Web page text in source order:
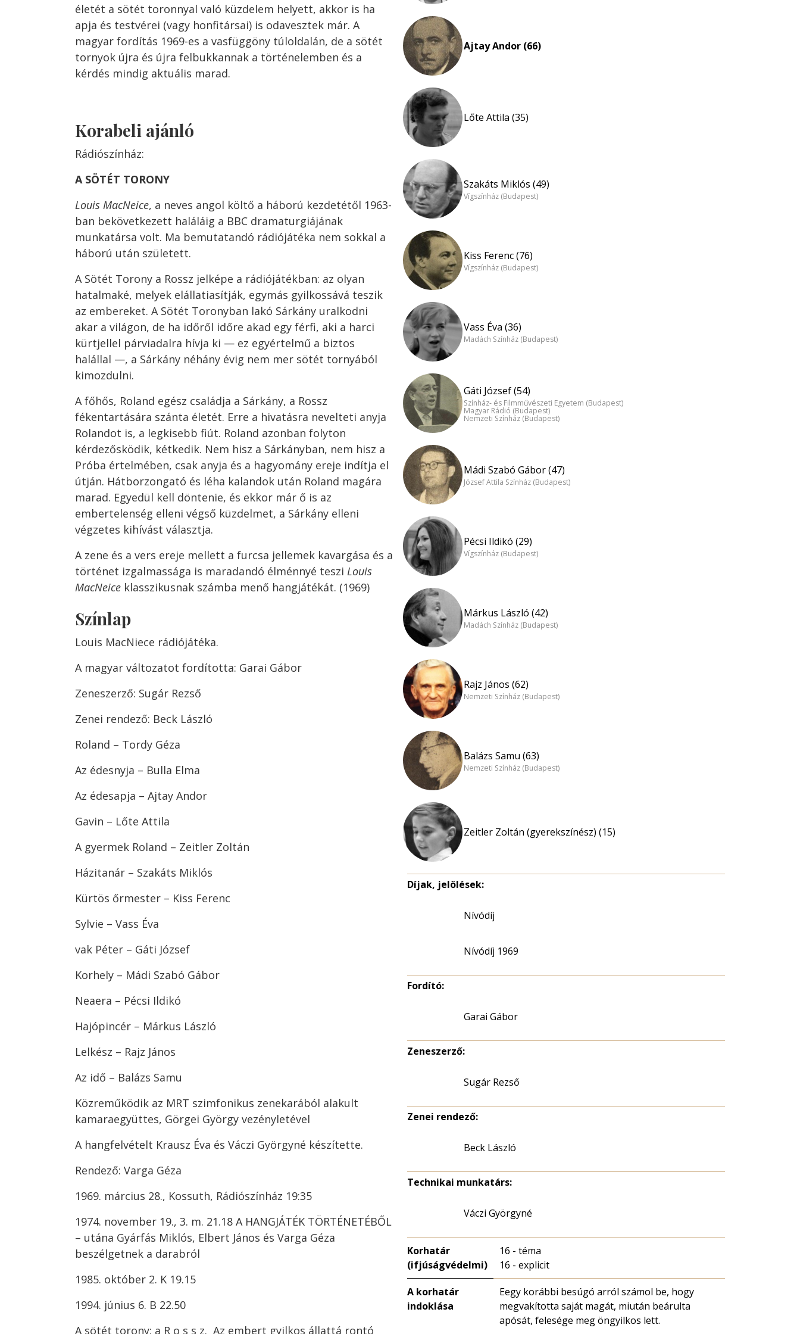
életét a sötét toronnyal való küzdelem helyett, akkor is ha
apja és testvérei (vagy honfitársai) is odavesztek már. A
magyar fordítás 1969-es a vasfüggöny túloldalán, de a sötét
tornyok újra és újra felbukkannak a történelemben és a
kérdés mindig aktuális marad.
Korabeli ajánló
Rádiószínház:
A SÖTÉT TORONY
Louis MacNeice, a neves angol költő a háború kezdetétől 1963-
ban bekövetkezett haláláig a BBC dramaturgiájának
munkatársa volt. Ma bemutatandó rádiójátéka nem sokkal a
háború után született.
A Sötét Torony a Rossz jelképe a rádiójátékban: az olyan
hatalmaké, melyek elállatiasítják, egymás gyilkossává teszik
az embereket. A Sötét Toronyban lakó Sárkány uralkodni
akar a világon, de ha időről időre akad egy férfi, aki a harci
kürtjellel párviadalra hívja ki — ez egyértelmű a biztos
halállal —, a Sárkány néhány évig nem mer sötét tornyából
kimozdulni.
A főhős, Roland egész családja a Sárkány, a Rossz
fékentartására szánta életét. Erre a hivatásra nevelteti anyja
Rolandot is, a legkisebb fiút. Roland azonban folyton
kérdezősködik, kétkedik. Nem hisz a Sárkányban, nem hisz a
Próba értelmében, csak anyja és a hagyomány ereje indítja el
útján. Hátborzongató és léha kalandok után Roland magára
marad. Egyedül kell döntenie, és ekkor már ő is az
embertelenség elleni végső küzdelmet, a Sárkány elleni
végzetes kihívást választja.
A zene és a vers ereje mellett a furcsa jellemek kavargása és a
történet izgalmassága is maradandó élménnyé teszi Louis
MacNeice klasszikusnak számba menő hangjátékát. (1969)
Színlap
Louis MacNiece rádiójátéka.
A magyar változatot fordította: Garai Gábor
Zeneszerző: Sugár Rezső
Zenei rendező: Beck László
Roland – Tordy Géza
Az édesnyja – Bulla Elma
Az édesapja – Ajtay Andor
Gavin – Lőte Attila
A gyermek Roland – Zeitler Zoltán
Házitanár – Szakáts Miklós
Kürtös őrmester – Kiss Ferenc
Sylvie – Vass Éva
vak Péter – Gáti József
Korhely – Mádi Szabó Gábor
Neaera – Pécsi Ildikó
Hajópincér – Márkus László
Lelkész – Rajz János
Az idő – Balázs Samu
Közreműködik az MRT szimfonikus zenekarából alakult
kamaraegyüttes, Görgei György vezényletével
A hangfelvételt Krausz Éva és Váczi Györgyné készítette.
Rendező: Varga Géza
1969. március 28., Kossuth, Rádiószínház 19:35
1974. november 19., 3. m. 21.18 A HANGJÁTÉK TÖRTÉNETÉBŐL
– utána Gyárfás Miklós, Elbert János és Varga Géza
beszélgetnek a darabról
1985. október 2. K 19.15
1994. június 6. B 22.50
A sötét torony: a R o s s z. Az embert gyilkos állattá rontó
Ajtay Andor (66)
Lőte Attila (35)
Szakáts Miklós (49)
Vígszínház (Budapest)
Kiss Ferenc (76)
Vígszínház (Budapest)
Vass Éva (36)
Madách Színház (Budapest)
Gáti József (54)
Színház- és Filmművészeti Egyetem (Budapest)
Magyar Rádió (Budapest)
Nemzeti Színház (Budapest)
Mádi Szabó Gábor (47)
József Attila Színház (Budapest)
Pécsi Ildikó (29)
Vígszínház (Budapest)
Márkus László (42)
Madách Színház (Budapest)
Rajz János (62)
Nemzeti Színház (Budapest)
Balázs Samu (63)
Nemzeti Színház (Budapest)
Zeitler Zoltán (gyerekszínész) (15)
Díjak, jelölések:
Nívódíj
Nívódíj 1969
Fordító:
Garai Gábor
Zeneszerző:
Sugár Rezső
Zenei rendező:
Beck László
Technikai munkatárs:
Váczi Györgyné
Korhatár
(ifjúságvédelmi)
16 - téma
16 - explicit
A korhatár
indoklása
Eegy korábbi besúgó arról számol be, hogy
megvakította saját magát, miután beárulta
apósát, felesége meg öngyilkos lett.